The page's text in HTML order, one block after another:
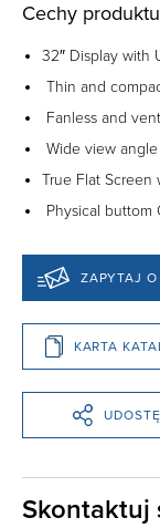
Cechy
32″ Display with
Thin and
Fanless and
Wide view angle
True Flat Screen
Physical buttom
ZAPYTAJ O
KARTA
Skontaktuj